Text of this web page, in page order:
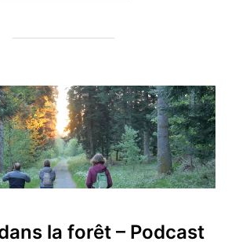
la forêt – Podcast